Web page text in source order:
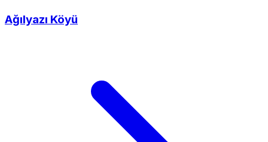
Ağılyazı Köyü